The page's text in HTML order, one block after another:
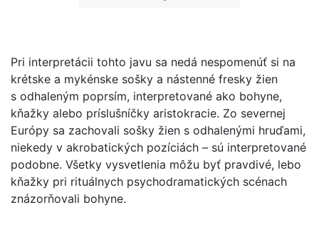
Pri interpretácii tohto javu sa nedá nespomenúť si na
krétske a mykénske sošky a nástenné fresky žien
s odhaleným poprsím, interpretované ako bohyne,
kňažky alebo príslušníčky aristokracie. Zo severnej
Európy sa zachovali sošky žien s odhalenými hruďami,
niekedy v akrobatických pozíciách – sú interpretované
podobne. Všetky vysvetlenia môžu byť pravdivé, lebo
kňažky pri rituálnych psychodramatických scénach
znázorňovali bohyne.